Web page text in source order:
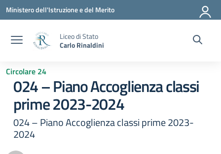
Vai ai contenuti
Vai al menu di navigazione
Vai al footer
Ministero dell'Istruzione e del Merito
Liceo di Stato
Carlo Rinaldini
Circolare 24
024 – Piano Accoglienza classi
prime 2023-2024
024 – Piano Accoglienza classi prime 2023-
2024